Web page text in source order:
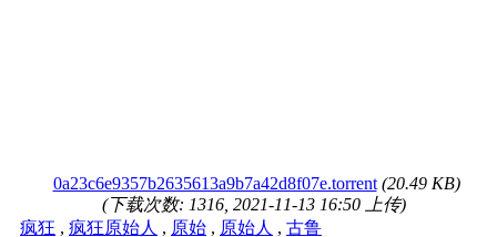
0a23c6e9357b2635613a9b7a42d8f07e.torrent (20.49 KB)
(下载次数: 1316, 2021-11-13 16:50 上传)
疯狂 , 疯狂原始人 , 原始 , 原始人 , 古鲁